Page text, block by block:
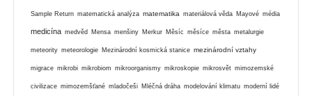
Sample Return matematická analýza matematika materiálová věda Mayové média
medicína medvěd Mensa menšiny Merkur Měsíc měsíce města metalurgie
meteority meteorologie Mezinárodní kosmická stanice mezinárodní vztahy
migrace mikrobi mikrobiom mikroorganismy mikroskopie mikrosvět mimozemské
civilizace mimozemšťané mladočeši Mléčná dráha modelování klimatu moderní lidé